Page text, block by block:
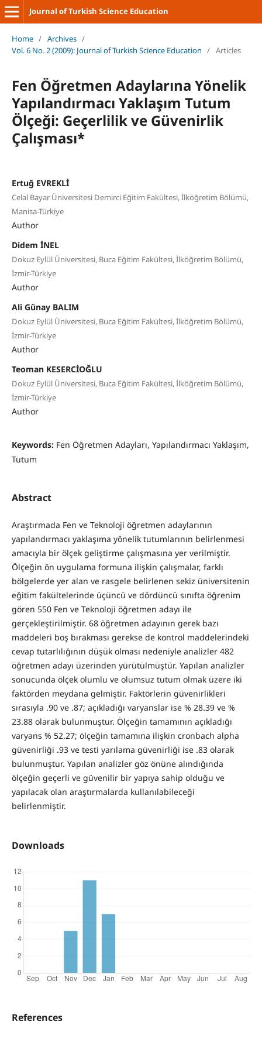
Journal of Turkish Science Education
Home / Archives /
Vol. 6 No. 2 (2009): Journal of Turkish Science Education / Articles
Fen Öğretmen Adaylarına Yönelik
Yapılandırmacı Yaklaşım Tutum
Ölçeği: Geçerlilik ve Güvenirlik
Çalışması*
Ertuğ EVREKLİ
Celal Bayar Üniversitesi Demirci Eğitim Fakültesi, İlköğretim Bölümü,
Manisa-Türkiye
Author
Didem İNEL
Dokuz Eylül Üniversitesi, Buca Eğitim Fakültesi, İlköğretim Bölümü,
İzmir-Türkiye
Author
Ali Günay BALIM
Dokuz Eylül Üniversitesi, Buca Eğitim Fakültesi, İlköğretim Bölümü,
İzmir-Türkiye
Author
Teoman KESERCİOĞLU
Dokuz Eylül Üniversitesi, Buca Eğitim Fakültesi, İlköğretim Bölümü,
İzmir-Türkiye
Author
Keywords: Fen Öğretmen Adayları, Yapılandırmacı Yaklaşım,
Tutum
Abstract
Araştırmada Fen ve Teknoloji öğretmen adaylarının
yapılandırmacı yaklaşıma yönelik tutumlarının belirlenmesi
amacıyla bir ölçek geliştirme çalışmasına yer verilmiştir.
Ölçeğin ön uygulama formuna ilişkin çalışmalar, farklı
bölgelerde yer alan ve rasgele belirlenen sekiz üniversitenin
eğitim fakültelerinde üçüncü ve dördüncü sınıfta öğrenim
gören 550 Fen ve Teknoloji öğretmen adayı ile
gerçekleştirilmiştir. 68 öğretmen adayının gerek bazı
maddeleri boş bırakması gerekse de kontrol maddelerindeki
cevap tutarlılığının düşük olması nedeniyle analizler 482
öğretmen adayı üzerinden yürütülmüştür. Yapılan analizler
sonucunda ölçek olumlu ve olumsuz tutum olmak üzere iki
faktörden meydana gelmiştir. Faktörlerin güvenirlikleri
sırasıyla .90 ve .87; açıkladığı varyanslar ise % 28.39 ve %
23.88 olarak bulunmuştur. Ölçeğin tamamının açıkladığı
varyans % 52.27; ölçeğin tamamına ilişkin cronbach alpha
güvenirliği .93 ve testi yarılama güvenirliği ise .83 olarak
bulunmuştur. Yapılan analizler göz önüne alındığında
ölçeğin geçerli ve güvenilir bir yapıya sahip olduğu ve
yapılacak olan araştırmalarda kullanılabileceği
belirlenmiştir.
Downloads
References